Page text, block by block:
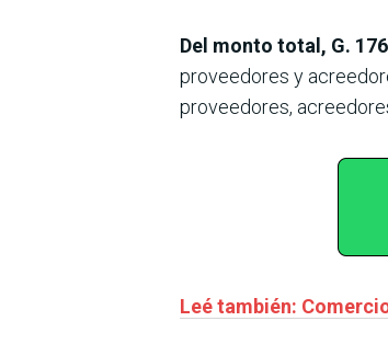
Del monto total, G.
proveedores y
proveedores,
Leé también: